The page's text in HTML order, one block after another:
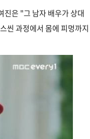
진은 "그 남자 배우가 상대
씬 과정에서 몸에 피멍까지